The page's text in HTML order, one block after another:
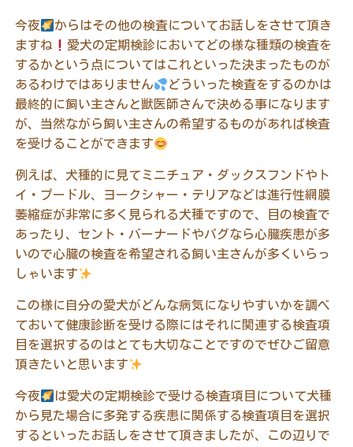
今夜
からはその他の検査についてお話しをさせて頂き
ますね
愛犬の定期検診においてどの様な種類の検査を
するかという点についてはこれといった決まったものが
あるわけではありません
どういった検査をするのかは
最終的に飼い主さんと獣医師さんで決める事になります
が、当然ながら飼い主さんの希望するものがあれば検査
を受けることができます
例えば、犬種的に見てミニチュア・ダックスフンドやト
イ・プードル、ヨークシャー・テリアなどは進行性網膜
萎縮症が非常に多く見られる犬種ですので、目の検査で
あったり、セント・バーナードやパグなら心臓疾患が多
いので心臓の検査を希望される飼い主さんが多くいらっ
しゃいます
この様に自分の愛犬がどんな病気になりやすいかを調べ
ておいて健康診断を受ける際にはそれに関連する検査項
目を選択するのはとても大切なことですのでぜひご留意
頂きたいと思います
今夜
は愛犬の定期検診で受ける検査項目について犬種
から見た場合に多発する疾患に関係する検査項目を選択
するといったお話しをさせて頂きましたが、この辺りで